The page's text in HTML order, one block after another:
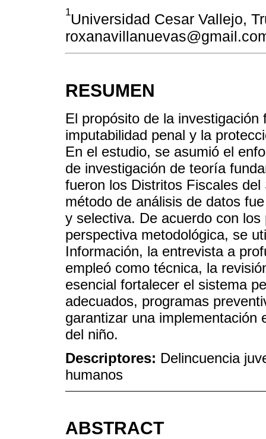
1Universidad Cesar Vallejo,
RESUMEN
El propósito de la
imputabilidad penal y la
En el estudio, se asumió el
de investigación de teoría
fueron los Distritos Fiscales
método de análisis de datos
y selectiva. De acuerdo con
perspectiva metodológica, se
Información, la entrevista a
empleó como técnica, la
esencial fortalecer el sistema
adecuados, programas
garantizar una implementación
del niño.
Descriptores: Delincuencia
humanos
ABSTRACT